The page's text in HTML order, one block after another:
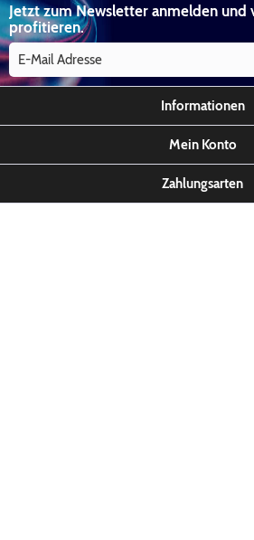
Jetzt zum Newsletter anmelden und
profitieren.
Informationen
Mein Konto
Zahlungsarten